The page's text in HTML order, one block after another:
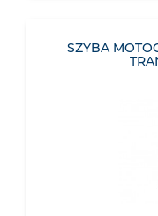
SZYBA